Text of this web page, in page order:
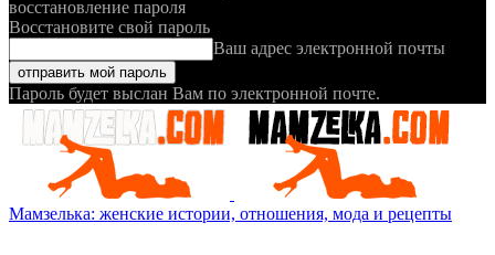
восстановление пароля
Восстановите свой пароль
Ваш адрес электронной почты
Пароль будет выслан Вам по электронной почте.
Мамзелька: женские истории, отношения, мода и рецепты